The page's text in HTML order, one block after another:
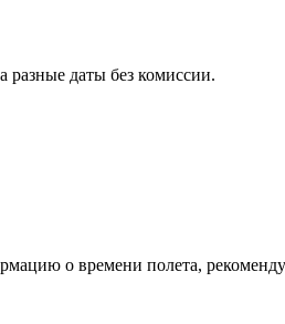
даты без комиссии.
о времени полета,